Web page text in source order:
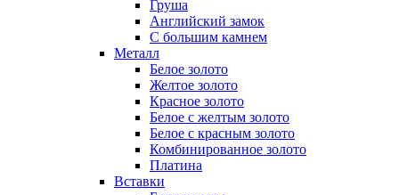
Груша
Английский замок
С большим камнем
Металл
Белое золото
Желтое золото
Красное золото
Белое с желтым золото
Белое с красным золото
Комбинированное золото
Платина
Вставки